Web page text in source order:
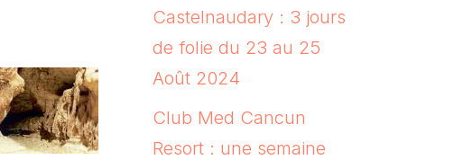
Castelnaudary : 3 jours
de folie du 23 au 25
Août 2024
Club Med Cancun
Resort : une semaine